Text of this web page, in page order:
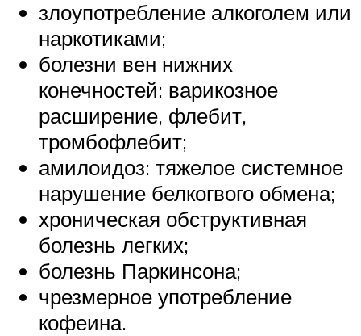
злоупотребление алкоголем или
наркотиками;
болезни вен нижних
конечностей: варикозное
расширение, флебит,
тромбофлебит;
амилоидоз: тяжелое системное
нарушение белкогвого обмена;
хроническая обструктивная
болезнь легких;
болезнь Паркинсона;
чрезмерное употребление
кофеина.